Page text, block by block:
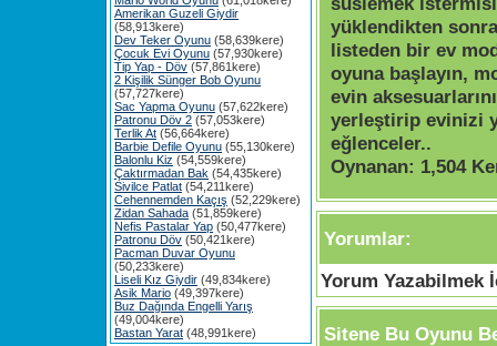
Amerikan Guzeli Giydir
(58,913kere)
Dev Teker Oyunu (58,639kere)
Çocuk Evi Oyunu (57,930kere)
Tip Yap - Döv (57,861kere)
2 Kişilik Sünger Bob Oyunu
(57,727kere)
Sac Yapma Oyunu (57,622kere)
Patronu Döv 2 (57,053kere)
Terlik At (56,664kere)
Barbie Defile Oyunu (55,130kere)
Balonlu Kiz (54,559kere)
Çaktırmadan Bak (54,435kere)
Sivilce Patlat (54,211kere)
Cehennemden Kaçış (52,229kere)
Zidan Sahada (51,859kere)
Nefis Pastalar Yap (50,477kere)
Patronu Döv (50,421kere)
Pacman Duvar Oyunu
(50,233kere)
Liseli Kız Giydir (49,834kere)
Asik Mario (49,397kere)
Buz Dağında Engelli Yarış
(49,004kere)
Bastan Yarat (48,991kere)
yüklendikten
listeden bir ev
oyuna başlayın,
evin
yerleştirip evinizi
eğlenceler..
Oynanan: 1,504
Yorumlar:
Yorum Yazabilmek
Sitene Bu Oyunu